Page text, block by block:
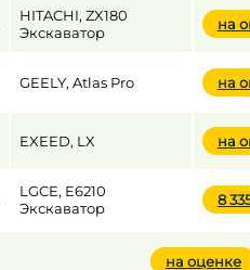
HITACHI, ZX180
Экскаватор
на
GEELY, Atlas Pro на
EXEED, LX на
LGCE, E6210
Экскаватор
8
на оценке